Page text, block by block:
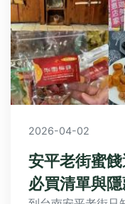
2026-04-02
安平老街蜜
必買清單與